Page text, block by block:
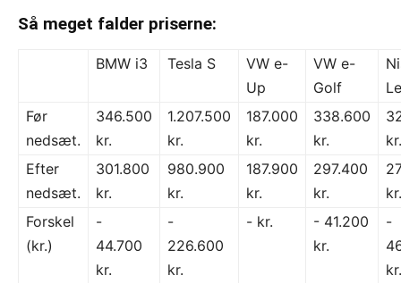
Så meget falder priserne:
BMW i3 Tesla S
VW e-
Up
VW e-
Golf
Før
nedsæt.
346.500
kr.
1.207.500
kr.
187.000
kr.
338.600
kr.
kr.
Efter
nedsæt.
301.800
kr.
980.900
kr.
187.900
kr.
297.400
kr.
kr.
Forskel
(kr.)
-
44.700
kr.
-
226.600
kr.
- kr.
- 41.200
kr.
-
kr.